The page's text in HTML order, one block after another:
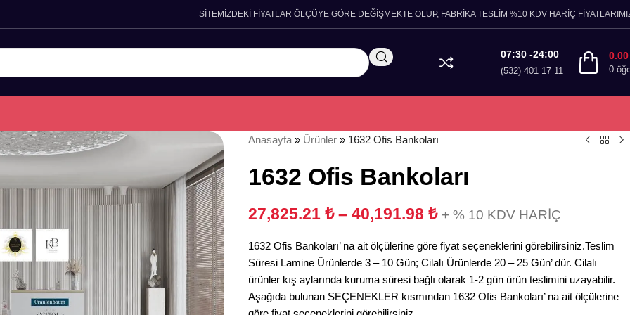
SİTEMİZDEKİ FİYATLAR ÖLÇÜYE GÖRE DEĞİŞMEKTE OLUP, FABRİKA TESLİM %10 KDV HARİÇ
07:30 -24:00
(532) 401 17 11 0
Anasayfa » Ürünler » 1632 Ofis Bankoları
1632 Ofis Bankoları
27,825.21₺ –40,191.98₺ + % 10 KDV HARİÇ
1632 Ofis Bankoları’ na ait ölçülerine göre fiyat seçeneklerini görebilirsiniz.Teslim
Süresi Lamine Ürünlerde 3 – 10 Gün; Cilalı Ürünlerde 20 – 25 Gün’ dür. Cilalı
ürünler kış aylarında kuruma süresi bağlı olarak 1-2 gün ürün teslimini uzayabilir.
Aşağıda bulunan SEÇENEKLER kısmından 1632 Ofis Bankoları’ na ait ölçülerine